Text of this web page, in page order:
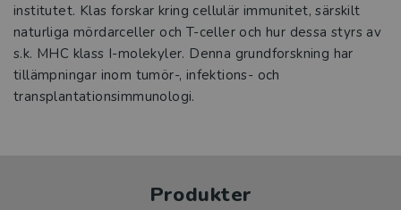
institutet. Klas forskar kring cellulär immunitet, särskilt
naturliga mördarceller och T-celler och hur dessa styrs av
s.k. MHC klass I-molekyler. Denna grundforskning har
tillämpningar inom tumör-, infektions- och
transplantationsimmunologi.
Produkter